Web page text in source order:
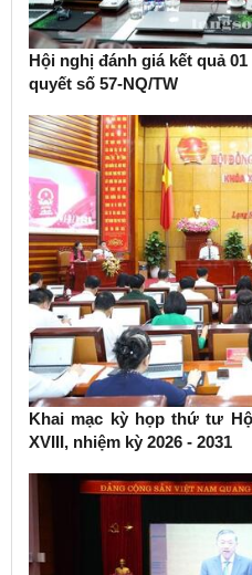
Hội nghị đánh giá kết quả
quyết số 57-NQ/TW
Khai mạc kỳ họp thứ tư
XVIII, nhiệm kỳ 2026 - 2031